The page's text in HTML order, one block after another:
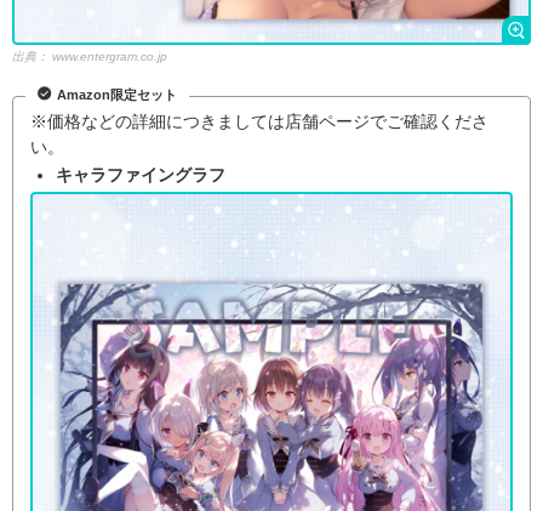
出典： www.entergram.co.jp
Amazon限定セット
※価格などの詳細につきましては店舗ページでご確認くださ
い。
キャラファイングラフ